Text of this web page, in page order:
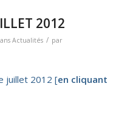
2012
Actualités / par
juillet 2012 [en cliquant